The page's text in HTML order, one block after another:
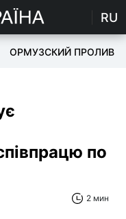
RU
ОРМУЗСКИЙ ПРОЛИВ
по
2 мин